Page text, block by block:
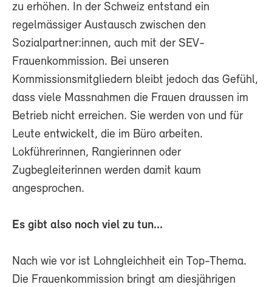
zu erhöhen. In der Schweiz entstand ein
regelmässiger Austausch zwischen den
Sozialpartner:innen, auch mit der SEV-
Frauenkommission. Bei unseren
Kommissionsmitgliedern bleibt jedoch das Gefühl,
dass viele Massnahmen die Frauen draussen im
Betrieb nicht erreichen. Sie werden von und für
Leute entwickelt, die im Büro arbeiten.
Lokführerinnen, Rangierinnen oder
Zugbegleiterinnen werden damit kaum
angesprochen.
Es gibt also noch viel zu tun...
Nach wie vor ist Lohngleichheit ein Top-Thema.
Die Frauenkommission bringt am diesjährigen